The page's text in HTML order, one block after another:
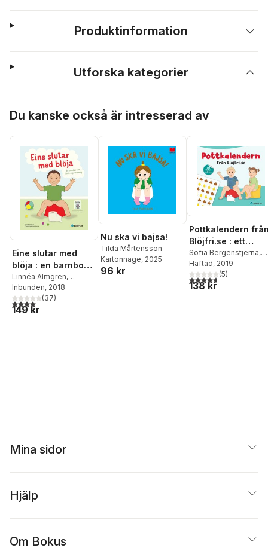
Produktinformation
Utforska kategorier
Du kanske också är intresserad av
Eine slutar med
blöja : en barnbok
som stöd i er
potträning
Linnéa Almgren,
Charlotta Bergenstjerna
Inbunden, 2018
4,0utav 5 stjärnor. Totalt antal röster:
(37)
149 kr
Nu ska vi bajsa!
Tilda Mårtensson
Kartonnage, 2025
96 kr
Pottkalendern
Blöjfri.se : ett
pedagogiskt och
roligt stöd för er
potträning
Sofia Bergenstjerna,
Michael Bergenstjerna
Häftad, 2019
4,6utav 5 stjärnor.
(5)
138 kr
Mina sidor
Hjälp
Om Bokus